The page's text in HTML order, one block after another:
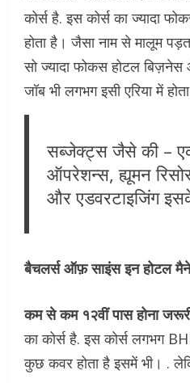
कोर्स है. इस कोर्स का ज्यादा
होता है। जैसा नाम से मालूम
सो ज्यादा फोकस होटल
जॉब भी लगभग इसी एरिया में
सब्जेक्ट्स जैसे की –
ऑपरेशन्स, ह्यूमन
और एडवरटाइजिंग
बैचलर्स ऑफ़ साइंस इन होटल
कम से कम १२वीं पास होना
का कोर्स है. इस कोर्स लगभग
कुछ कवर होता है इसमें भी। .